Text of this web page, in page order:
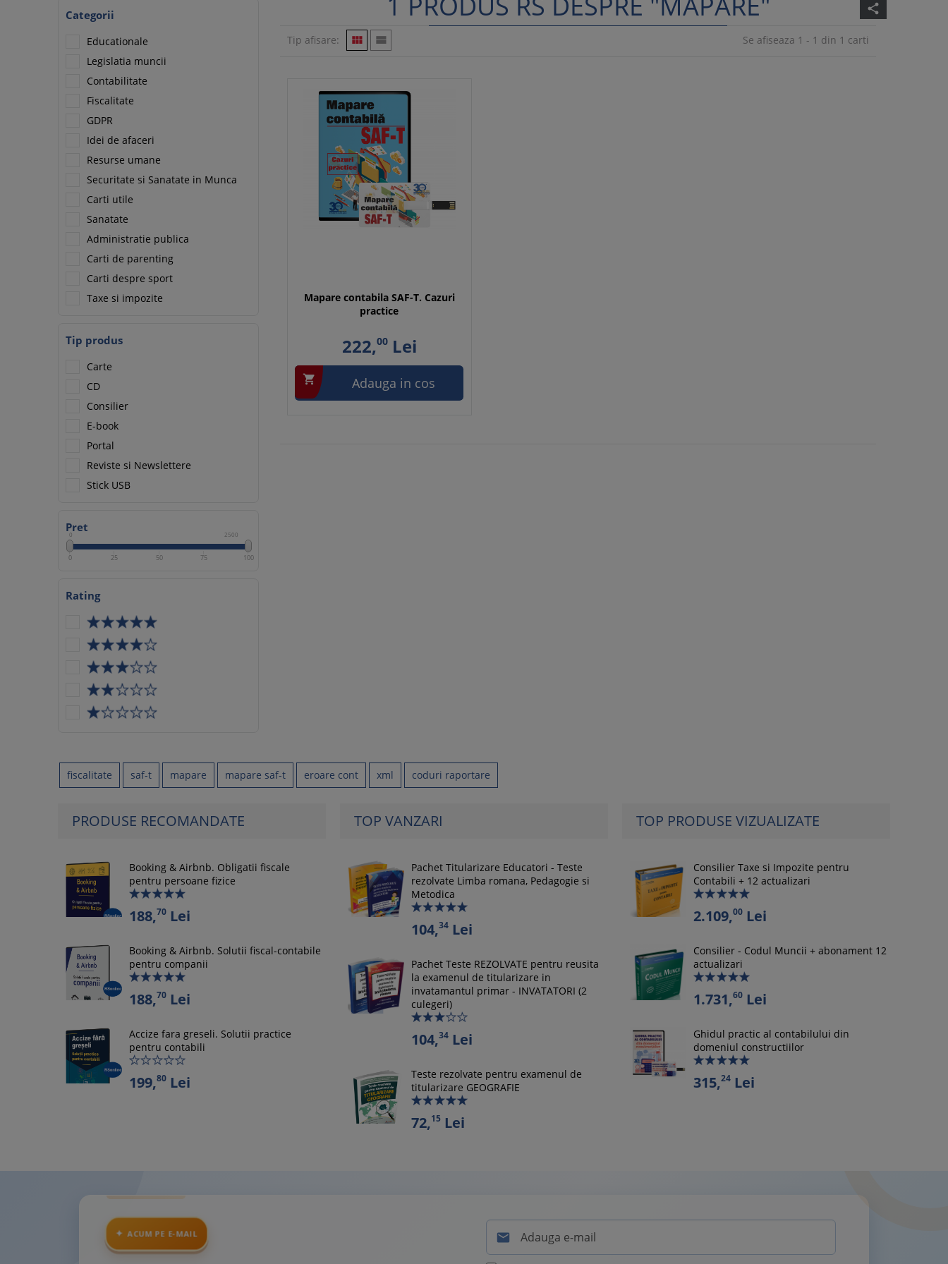
Categorii
Educationale
Legislatia muncii
Contabilitate
Fiscalitate
GDPR
Idei de afaceri
Resurse umane
Securitate si Sanatate in Munca
Carti utile
Sanatate
Administratie publica
Carti de parenting
Carti despre sport
Taxe si impozite
Tip produs
Carte
CD
Consilier
E-book
Portal
Reviste si Newslettere
Stick USB
Pret
0 2500
0 25 50 75 100
Rating
share
Tip afisare:   Se afiseaza 1 - 1 din 1 carti
Mapare contabila SAF-T. Cazuri
practice
222,00Lei
 Adauga in cos
fiscalitate saf-t mapare mapare saf-t eroare cont xml coduri raportare
PRODUSE RECOMANDATE
Booking & Airbnb. Obligatii fiscale
pentru persoane fizice
188,70 Lei
Booking & Airbnb. Solutii fiscal-contabile
pentru companii
188,70 Lei
Accize fara greseli. Solutii practice
pentru contabili
199,80 Lei
TOP VANZARI
Pachet Titularizare Educatori - Teste
rezolvate Limba romana, Pedagogie si
Metodica
104,34Lei
Pachet Teste REZOLVATE pentru reusita
la examenul de titularizare in
invatamantul primar - INVATATORI (2
culegeri)
104,34Lei
Teste rezolvate pentru examenul de
titularizare GEOGRAFIE
72,15Lei
TOP PRODUSE VIZUALIZATE
Consilier Taxe si Impozite pentru
Contabili + 12 actualizari
2.109,00Lei
Consilier - Codul Muncii + abonament 12
actualizari
1.731,60Lei
Ghidul practic al contabilului din
domeniul constructiilor
315,24Lei
ACUM PE E-MAIL 